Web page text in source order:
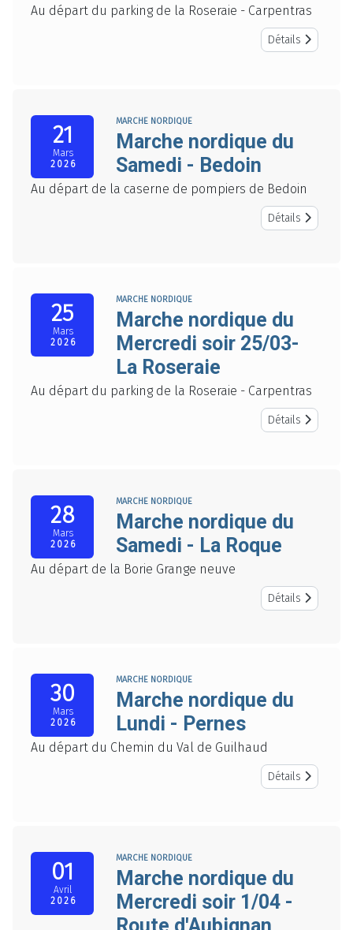
Au départ du parking de la Roseraie - Carpentras
Détails
21
Mars
2026
MARCHE NORDIQUE
Marche nordique du
Samedi - Bedoin
Au départ de la caserne de pompiers de Bedoin
Détails
25
Mars
2026
MARCHE NORDIQUE
Marche nordique du
Mercredi soir 25/03-
La Roseraie
Au départ du parking de la Roseraie - Carpentras
Détails
28
Mars
2026
MARCHE NORDIQUE
Marche nordique du
Samedi - La Roque
Au départ de la Borie Grange neuve
Détails
30
Mars
2026
MARCHE NORDIQUE
Marche nordique du
Lundi - Pernes
Au départ du Chemin du Val de Guilhaud
Détails
01
Avril
2026
MARCHE NORDIQUE
Marche nordique du
Mercredi soir 1/04 -